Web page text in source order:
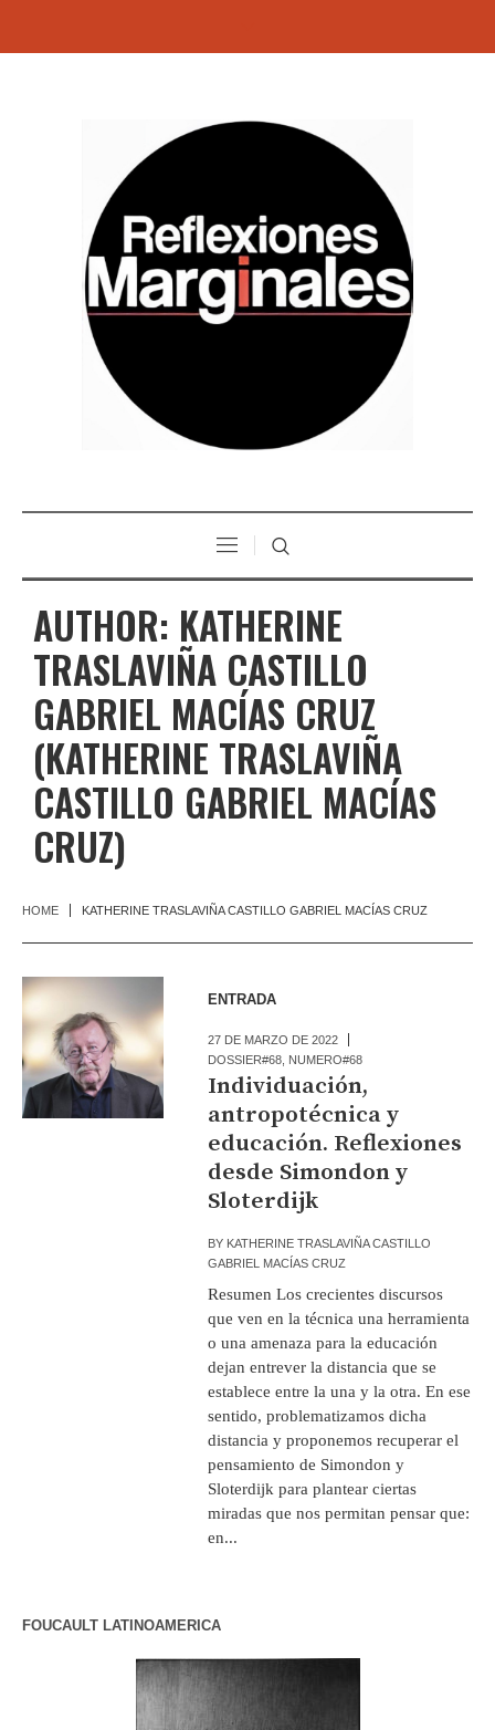
AUTHOR: KATHERINE
TRASLAVIÑA CASTILLO
GABRIEL MACÍAS CRUZ
(KATHERINE TRASLAVIÑA
CASTILLO GABRIEL MACÍAS
CRUZ)
HOME KATHERINE TRASLAVIÑA CASTILLO GABRIEL MACÍAS CRUZ
ENTRADA
27 DE MARZO DE 2022
DOSSIER#68 NUMERO#68
Individuación,
antropotécnica y
educación. Reflexiones
desde Simondon y
Sloterdijk
BY KATHERINE TRASLAVIÑA CASTILLO
GABRIEL MACÍAS CRUZ
Resumen Los crecientes discursos
que ven en la técnica una herramienta
o una amenaza para la educación
dejan entrever la distancia que se
establece entre la una y la otra. En ese
sentido, problematizamos dicha
distancia y proponemos recuperar el
pensamiento de Simondon y
Sloterdijk para plantear ciertas
miradas que nos permitan pensar que:
en...
FOUCAULT LATINOAMERICA